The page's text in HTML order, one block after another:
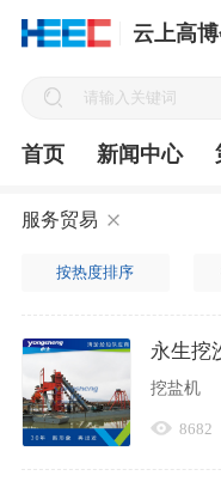
云上高
首页 新闻中心
服务贸易
按热度排序
永生挖
挖盐机
8682